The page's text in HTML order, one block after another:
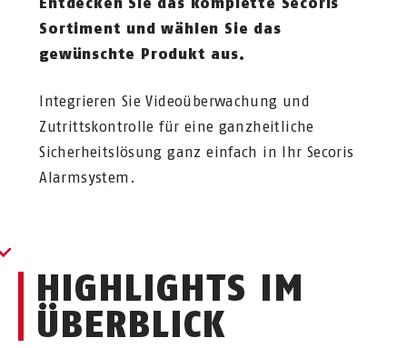
Sortiment und wählen Sie das
gewünschte Produkt aus.
Integrieren Sie Videoüberwachung und
Zutrittskontrolle für eine ganzheitliche
Sicherheitslösung ganz einfach in Ihr Secoris
Alarmsystem.
HIGHLIGHTS IM
ÜBERBLICK